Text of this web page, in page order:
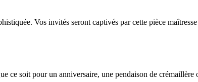
Vos invités seront captivés par cette pièce
ce soit pour un anniversaire, une pendaison de